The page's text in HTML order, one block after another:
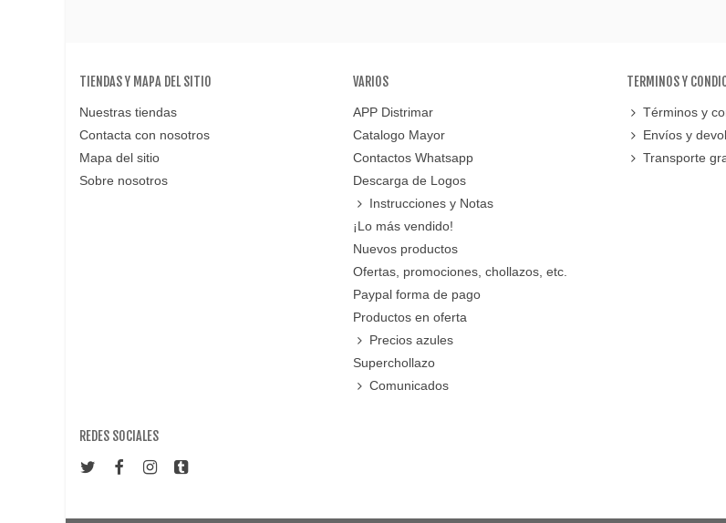
TIENDAS Y MAPA DEL SITIO
Nuestras tiendas
Contacta con nosotros
Mapa del sitio
Sobre nosotros
VARIOS
APP Distrimar
Catalogo Mayor
Contactos Whatsapp
Descarga de Logos
Instrucciones y Notas
¡Lo más vendido!
Nuevos productos
Ofertas, promociones, chollazos, etc.
Paypal forma de pago
Productos en oferta
Precios azules
Superchollazo
Comunicados
TERMINOS Y
Términos y
Envíos y
Transporte
REDES SOCIALES